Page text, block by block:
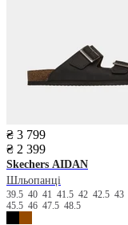
₴ 3 799
₴ 2 399
Skechers AIDAN
Шльопанці
39.5 40 41 41.5 42 42.5 43
45.5 46 47.5 48.5